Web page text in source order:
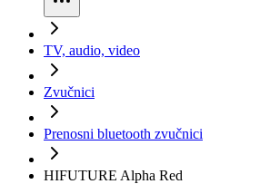
TV, audio, video
Zvučnici
Prenosni bluetooth zvučnici
HIFUTURE Alpha Red